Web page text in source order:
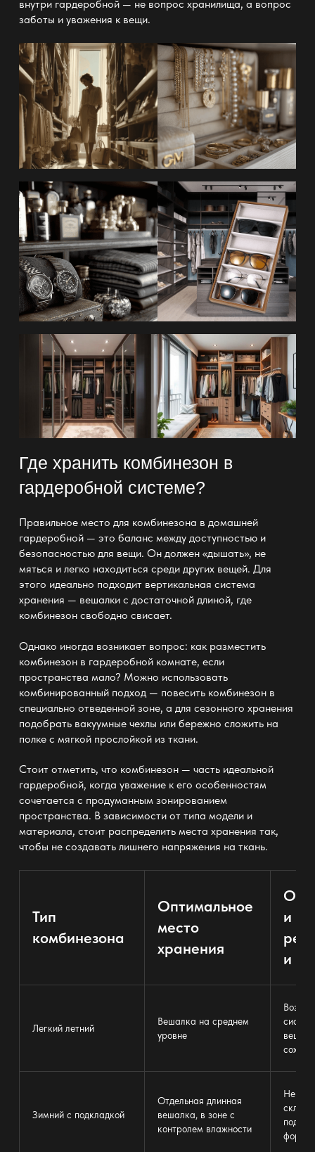
внутри гардеробной — не вопрос хранилища, а вопрос
заботы и уважения к вещи.
Где хранить комбинезон в
гардеробной системе?
Правильное место для комбинезона в домашней
гардеробной — это баланс между доступностью и
безопасностью для вещи. Он должен «дышать», не
мяться и легко находиться среди других вещей. Для
этого идеально подходит вертикальная система
хранения — вешалки с достаточной длиной, где
комбинезон свободно свисает.
Однако иногда возникает вопрос: как разместить
комбинезон в гардеробнойкомнате, если
пространства мало? Можно использовать
комбинированный подход — повесить комбинезон в
специально отведенной зоне, а для сезонного хранения
подобрать вакуумные чехлы или бережно сложить на
полке с мягкой прослойкой из ткани.
Стоит отметить, что комбинезон — часть идеальной
гардеробной, когда уважение к его особенностям
сочетается с продуманным зонированием
пространства. В зависимости от типа модели и
материала, стоит распределить места хранения так,
чтобы не создавать лишнего напряжения на ткань.
Тип
комбинезона
Оптимальное
место
хранения
и
и
Легкий летний
Вешалка на среднем
уровне
Зимний с подкладкой
Отдельная длинная
вешалка, в зоне с
контролем влажности
Не
форму.